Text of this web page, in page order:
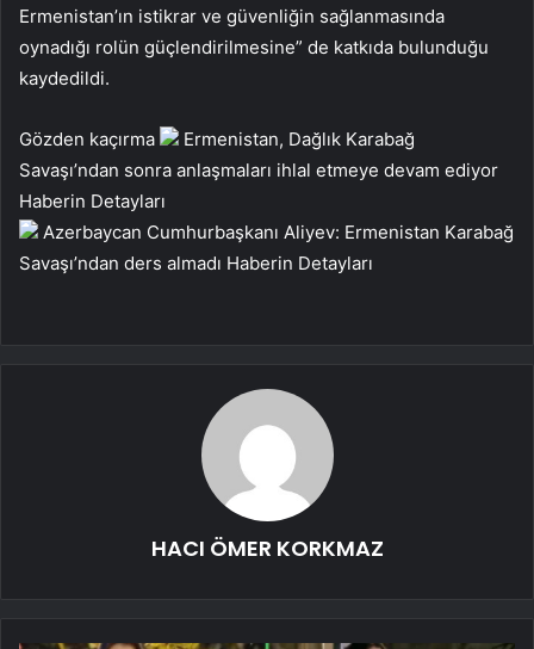
Ermenistan’ın istikrar ve güvenliğin sağlanmasında
oynadığı rolün güçlendirilmesine” de katkıda bulunduğu
kaydedildi.
Gözden kaçırma
Ermenistan, Dağlık Karabağ
Savaşı’ndan sonra anlaşmaları ihlal etmeye devam ediyor
Haberin Detayları
Azerbaycan Cumhurbaşkanı Aliyev: Ermenistan Karabağ
Savaşı’ndan ders almadı Haberin Detayları
HACI ÖMER KORKMAZ